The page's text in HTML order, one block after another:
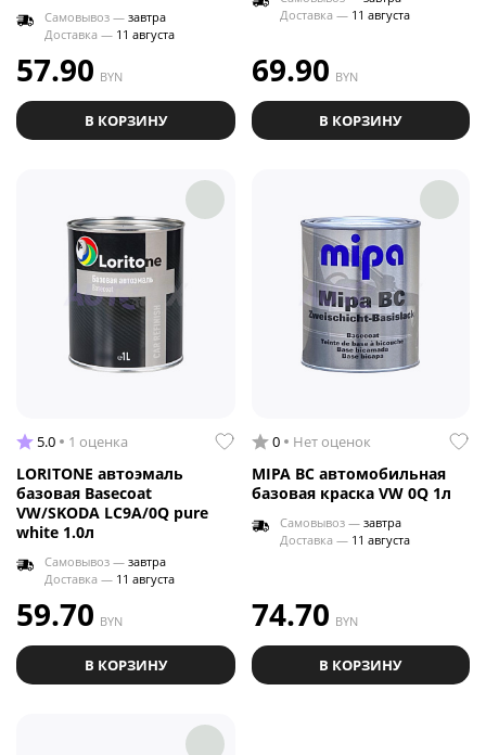
Самовывоз — завтра
Доставка — 11 августа
57.90 BYN
В КОРЗИНУ
Доставка — 11 августа
69.90 BYN
В КОРЗИНУ
5.0 1 оценка
LORITONE автоэмаль
базовая Basecoat
VW/SKODA LC9A/0Q pure
white 1.0л
Самовывоз — завтра
Доставка — 11 августа
59.70 BYN
В КОРЗИНУ
0 Нет оценок
MIPA BC автомобильная
базовая краска VW 0Q 1л
Самовывоз — завтра
Доставка — 11 августа
74.70 BYN
В КОРЗИНУ